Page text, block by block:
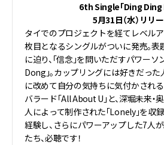
6th Single「Ding Ding
5月31日（水）リリー
タイでのプロジェクトを経てレベル
枚目となるシングルがついに発売。表
に迫り、「信念」を問いただすパワー
Dong」。カップリングには好きだっ
に改めて自分の気持ちに気付かされ
バラード「All About U」と、深堀未来・
人によって制作された「Lonely」を収
経験し、さらにパワーアップした7人
たち、必聴です！